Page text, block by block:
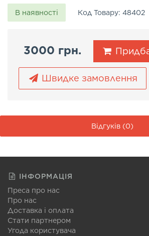
В наявності Код Товару: 48402
3000 грн.
Швидке замовлення
Відгуків (0)
ІНФОРМАЦІЯ
Преса про нас
Про нас
Доставка і оплата
Стати партнером
Угода користувача